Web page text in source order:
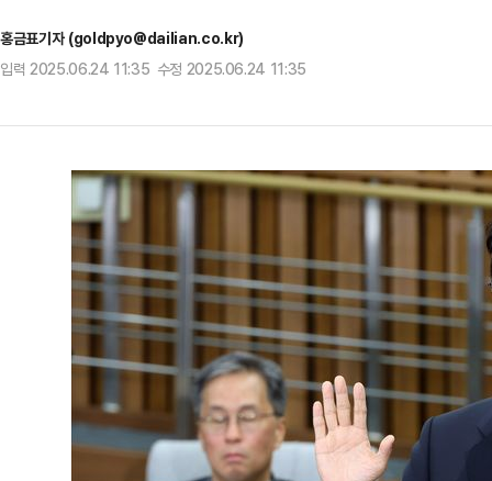
홍금표기자 (goldpyo@dailian.co.kr)
입력 2025.06.24 11:35 수정 2025.06.24 11:35